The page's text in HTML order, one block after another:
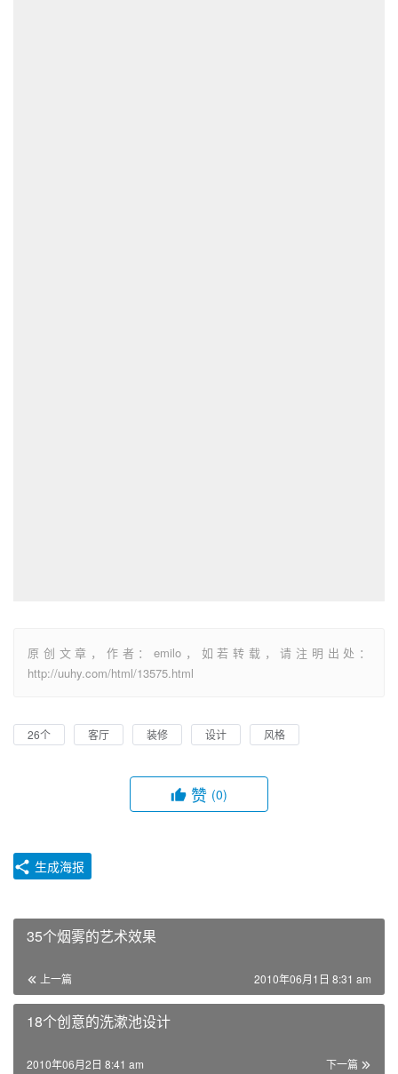
原创文章，作者：emilo，如若转载，请注明出处：
http://uuhy.com/html/13575.html
26个 客厅 装修 设计 风格
赞 (0)
生成海报
35个烟雾的艺术效果
上一篇 2010年06月1日 8:31 am
18个创意的洗漱池设计
下一篇
2010年06月2日 8:41 am